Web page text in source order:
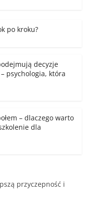
po kroku?
decyzje
psychologia, która
– dlaczego warto
dla
przyczepność i